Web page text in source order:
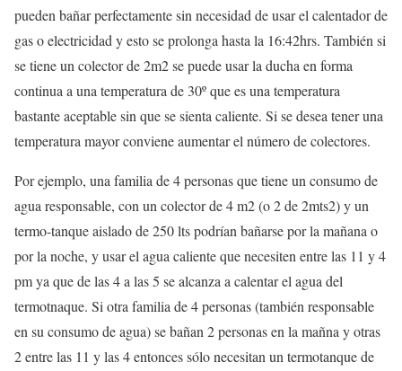
pueden bañar perfectamente sin necesidad de usar el calentador de
gas o electricidad y esto se prolonga hasta la 16:42hrs. También si
se tiene un colector de 2m2 se puede usar la ducha en forma
continua a una temperatura de 30º que es una temperatura
bastante aceptable sin que se sienta caliente. Si se desea tener una
temperatura mayor conviene aumentar el número de colectores.
Por ejemplo, una familia de 4 personas que tiene un consumo de
agua responsable, con un colector de 4 m2 (o 2 de 2mts2) y un
termo-tanque aislado de 250 lts podrían bañarse por la mañana o
por la noche, y usar el agua caliente que necesiten entre las 11 y 4
pm ya que de las 4 a las 5 se alcanza a calentar el agua del
termotnaque. Si otra familia de 4 personas (también responsable
en su consumo de agua) se bañan 2 personas en la mañna y otras
2 entre las 11 y las 4 entonces sólo necesitan un termotanque de